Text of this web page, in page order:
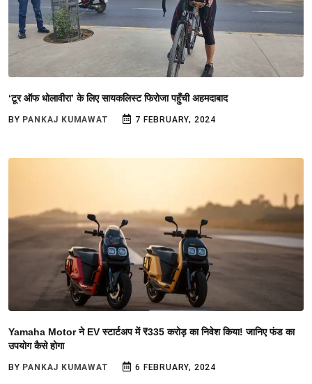
‘टूर ऑफ धोलावीरा’ के लिए सायकलिस्ट फिरोजा पहुँची अहमदाबाद
BY PANKAJ KUMAWAT 7 FEBRUARY, 2024
Yamaha Motor ने EV स्टार्टअप में ₹335 करोड़ का निवेश किया! जानिए फंड का
उपयोग कैसे होगा
BY PANKAJ KUMAWAT 6 FEBRUARY, 2024